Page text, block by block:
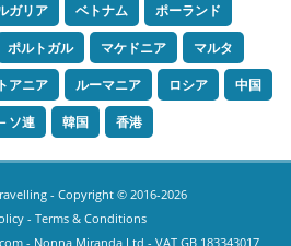
ガリア ベトナム
ポーランド
ポルトガル マケドニア
マルタ
アニア ルーマニア ロシア
中国
ソ連 韓国 香港
- Copyright © 2016-2026
- Terms & Conditions
- Nonna Miranda Ltd - VAT GB 183343017